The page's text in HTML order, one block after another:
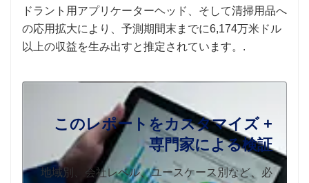
ドラント用アプリケーターヘッド、そして清掃用品へ
の応用拡大により、予測期間末までに6,174万米ドル
以上の収益を生み出すと推定されています。.
このレポートをカスタマイズ +
専門家による検証
地域別、会社レベル、ユースケース別など、必